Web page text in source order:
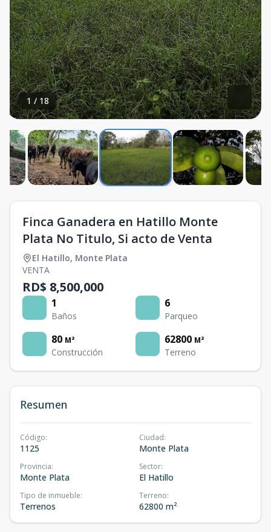
1 / 18
Finca Ganadera en Hatillo Monte
Plata No Titulo, Si acto de Venta
El Hatillo, Monte Plata
VENTA
RD$ 8,500,000
1
Baños
6
Parqueo
80 M²
Construcción
62800 M²
Terreno
Resumen
Código:
1125
Ciudad:
Monte Plata
Provincia:
Monte Plata
Sector:
El Hatillo
Tipo de inmueble:
Terrenos
Terreno:
62800 m²